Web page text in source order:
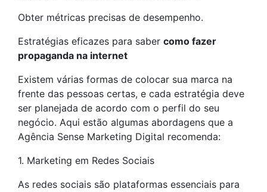
Obter métricas precisas de desempenho.
Estratégias eficazes para saber como fazer
propaganda na internet
Existem várias formas de colocar sua marca na
frente das pessoas certas, e cada estratégia deve
ser planejada de acordo com o perfil do seu
negócio. Aqui estão algumas abordagens que a
Agência Sense Marketing Digital recomenda:
1. Marketing em Redes Sociais
As redes sociais são plataformas essenciais para